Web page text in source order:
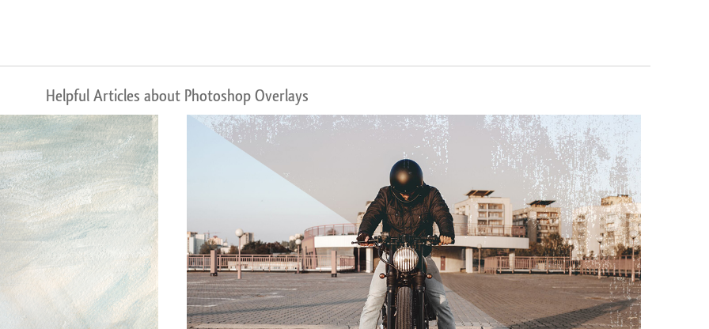
Helpful Articles about Photoshop Overlays